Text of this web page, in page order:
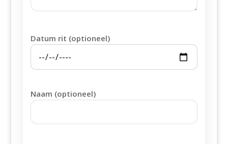
Datum rit (optioneel)
Naam (optioneel)